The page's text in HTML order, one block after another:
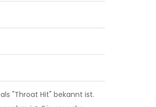
"Throat Hit" bekannt ist.